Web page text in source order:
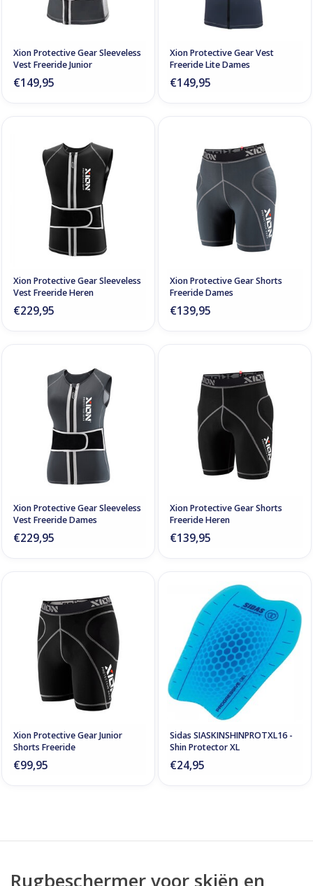
Xion Protective Gear Sleeveless
Vest Freeride Junior
€149,95
Xion Protective Gear Vest
Freeride Lite Dames
€149,95
Xion Protective Gear Sleeveless
Vest Freeride Heren
€229,95
Xion Protective Gear Shorts
Freeride Dames
€139,95
Xion Protective Gear Sleeveless
Vest Freeride Dames
€229,95
Xion Protective Gear Shorts
Freeride Heren
€139,95
Xion Protective Gear Junior
Shorts Freeride
€99,95
Sidas SIASKINSHINPROTXL16 -
Shin Protector XL
€24,95
Rugbeschermer voor skiën en